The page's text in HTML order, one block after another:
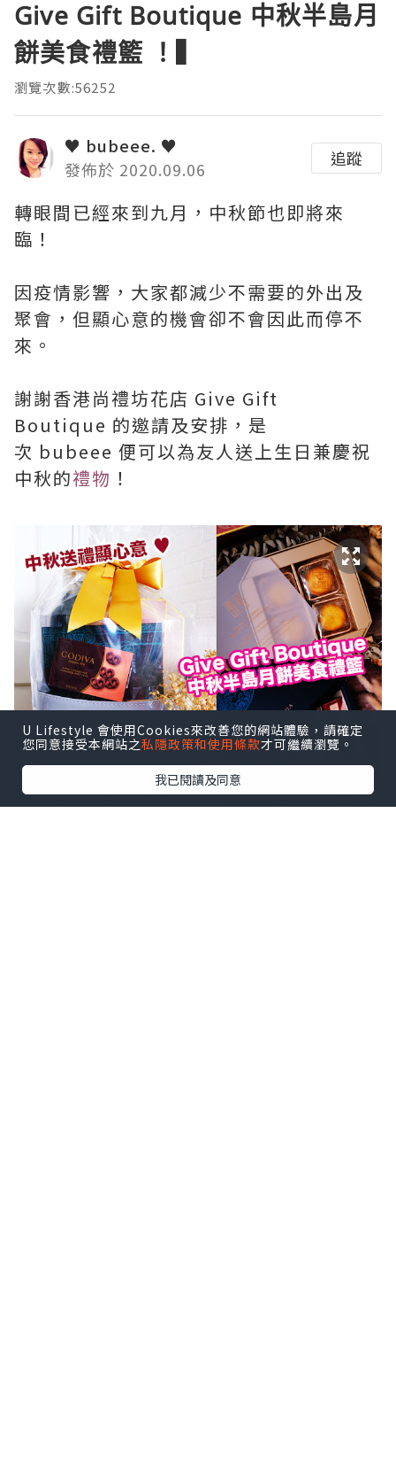
Give Gift Boutique 中秋半島月
餅美食禮籃 ！▍
瀏覽次數:56252
♥ bubeee. ♥
發佈於 2020.09.06
追蹤
轉眼間已經來到九月，中秋節也即將來
臨！
因疫情影響，大家都減少不需要的外出及
聚會，但顯心意的機會卻不會因此而停不
來。
謝謝香港尚禮坊花店 Give Gift
Boutique 的邀請及安排，是
次 bubeee 便可以為友人送上生日兼慶祝
中秋的禮物 ！
U Lifestyle 會使用Cookies來改善您的網站體驗，請確定
您同意接受本網站之私隱政策和使用條款才可繼續瀏覽。
我已閱讀及同意